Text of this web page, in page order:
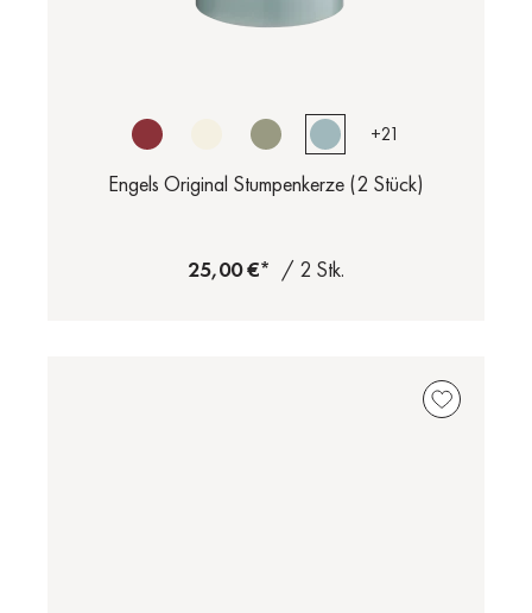
+21
Engels Original Stumpenkerze (2 Stück)
25,00 €* / 2 Stk.